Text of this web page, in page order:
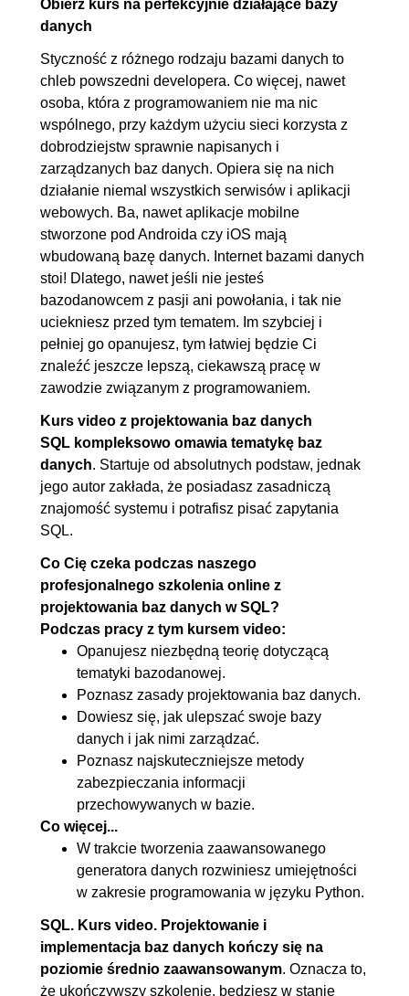
3.1. Implementacja i deploy
bazy na serwerze
3.2. Generator danych
00:51:01
3.3. Widoki, procedury, funkcje,
triggery i Warunki integralności
00:37:43
3.4. Uprawnienia
00:06:47
3.5. Indeksy
OGLĄDAJ »
4. Podsumowanie 00:03:04
4.1. Zakończenie kursu
Obierz kurs na perfekcyjnie działające bazy
danych
Styczność z różnego rodzaju bazami danych to
chleb powszedni developera. Co więcej, nawet
osoba, która z programowaniem nie ma nic
wspólnego, przy każdym użyciu sieci korzysta z
dobrodziejstw sprawnie napisanych i
zarządzanych baz danych. Opiera się na nich
działanie niemal wszystkich serwisów i aplikacji
webowych. Ba, nawet aplikacje mobilne
stworzone pod Androida czy iOS mają
wbudowaną bazę danych. Internet bazami danych
stoi! Dlatego, nawet jeśli nie jesteś
bazodanowcem z pasji ani powołania, i tak nie
uciekniesz przed tym tematem. Im szybciej i
pełniej go opanujesz, tym łatwiej będzie Ci
znaleźć jeszcze lepszą, ciekawszą pracę w
zawodzie związanym z programowaniem.
Kurs video z projektowania baz danych
SQL kompleksowo omawia tematykę baz
danych. Startuje od absolutnych podstaw, jednak
jego autor zakłada, że posiadasz zasadniczą
znajomość systemu i potrafisz pisać zapytania
SQL.
Co Cię czeka podczas naszego
profesjonalnego szkolenia online z
projektowania baz danych w SQL?
Podczas pracy z tym kursem video:
Opanujesz niezbędną teorię dotyczącą
tematyki bazodanowej.
Poznasz zasady projektowania baz danych.
Dowiesz się, jak ulepszać swoje bazy
danych i jak nimi zarządzać.
Poznasz najskuteczniejsze metody
zabezpieczania informacji
przechowywanych w bazie.
Co więcej...
W trakcie tworzenia zaawansowanego
generatora danych rozwiniesz umiejętności
w zakresie programowania w języku Python.
SQL. Kurs video. Projektowanie i
implementacja baz danych kończy się na
poziomie średnio zaawansowanym. Oznacza to,
że ukończywszy szkolenie, będziesz w stanie